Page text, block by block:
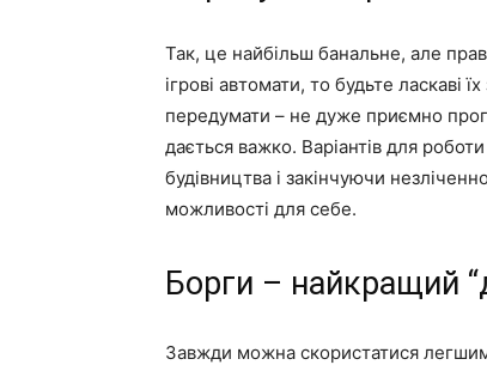
Так, це найбільш банальне, але
ігрові автомати, то будьте
передумати – не дуже приємно
дається важко. Варіантів для
будівництва і закінчуючи
можливості для себе.
Борги – найкращий
Завжди можна скористатися